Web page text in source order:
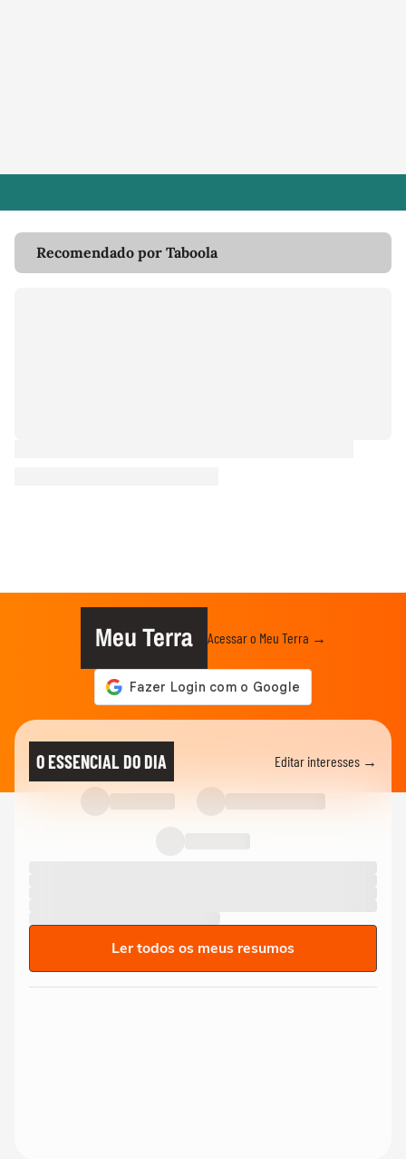
Recomendado por Taboola
Meu Terra Acessar o Meu Terra →
O ESSENCIAL DO DIA Editar interesses →
Ler todos os meus resumos